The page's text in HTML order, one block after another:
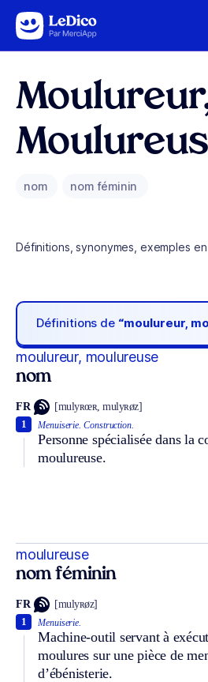
Aller au contenu
nom nom féminin
Définitions, synonymes, exemples
Définitions de “moulureur,
moulureur, moulureuse
nom
FR [mulyʀœʀ, mulyʀøz]
Menuiserie. Construction.
Personne spécialisée dans la
moulureuse.
1
moulureuse
nom féminin
FR [mulyʀøz]
Menuiserie.
Machine-outil servant à
moulures sur une pièce de
d’ébénisterie.
1